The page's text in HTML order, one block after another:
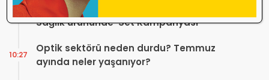
TİTCK Bu Kampanyalara Dur Diyecek mi?
Sağlık ürününde ‘Set Kampanyası’
12:16
Optik sektörü neden durdu? Temmuz
ayında neler yaşanıyor?
10:27